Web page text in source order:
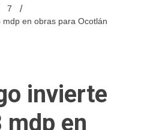
7
en obras para Ocotlán
invierte
mdp en